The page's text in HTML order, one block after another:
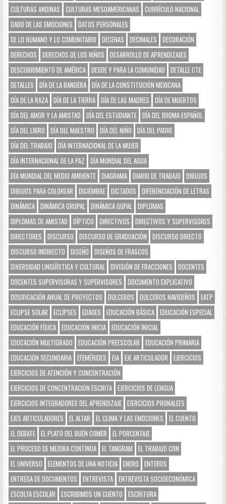
CULTURAS ANDINAS
CULTURAS MESOAMERICANAS
CURRÍCULO NACIONAL
DADO DE LAS EMOCIONES
DATOS PERSONALES
DE LO HUMANO Y LO COMUNITARIO
DECENAS DECIMALES
DECORACIÓN
DERECHOS
DERECHOS DE LOS NIÑOS
DESARROLLO DE APRENDIZAJES
DESCUBRIMIENTO DE AMÉRICA DESDE Y PARA LA COMUNIDAD
DETALLE CTE
DETALLES
DÍA DE LA BANDERA DÍA DE LA CONSTITUCIÓN MEXICANA
DÍA DE LA RAZA DÍA DE LA TIERRA DÍA DE LAS MADRES
DÍA DE MUERTOS
DÍA DEL AMOR Y LA AMISTAD
DÍA DEL ESTUDIANTE DÍA DEL IDIOMA ESPAÑOL
DÍA DEL LIBRO
DÍA DEL MAESTRO DÍA DEL NIÑO
DÍA DEL PADRE
DÍA DEL TRABAJO
DÍA INTERNACIONAL DE LA MUJER
DÍA INTERNACIONAL DE LA PAZ
DÍA MUNDIAL DEL AGUA
DÍA MUNDIAL DEL MEDIO AMBIENTE DIAGRAMA DIARIO DE TRABAJO
DIBUJOS
DIBUJOS PARA COLOREAR
DICIEMBRE DICTADOS
DIFERENCIACIÓN DE LETRAS
DINÁMICA DINÁMICA GRUPAL DINÁMICA GUPAL DIPLOMAS
DIPLOMAS DE AMISTAD
DÍPTICO DIRECTIVOS
DIRECTIVOS Y SUPERVISORES
DIRECTORES
DISCURSO DISCURSO DE GRADUACIÓN
DISCURSO DIRECTO
DISCURSO INDIRECTO
DISEÑO
DISEÑOS DE FRASCOS
DIVERSIDAD LINGÜÍSTICA Y CULTURAL DIVISIÓN DE FRACCIONES
DOCENTES
DOCENTES SUPERVISORAS Y SUPERVISORES
DOCUMENTO EXPLICATIVO
DOSIFICACIÓN ANUAL DE PROYECTOS
DULCEROS DULCEROS NAVIDEÑOS
EATP
ECLIPSE SOLAR
ECLIPSES EDADES EDUCACIÓN BÁSICA EDUCACIÓN ESPECIAL
EDUCACIÓN FÍSICA EDUCACIÓN INICIA EDUCACIÓN INICIAL
EDUCACIÓN MULTIGRADO
EDUCACIÓN PREESCOLAR
EDUCACIÓN PRIMARIA
EDUCACIÓN SECUNDARIA EFEMÉRIDES EIA EJE ARTICULADOR
EJERCICIOS
EJERCICIOS DE ATENCIÓN Y CONCENTRACIÓN
EJERCICIOS DE CONCENTRACIÓN ESCRITA EJERCICIOS DE LENGUA
EJERCICIOS INTEGRADORES DEL APRENDIZAJE EJERCICIOS PRONALEES
EJES ARTICULADORES
EL ALTAR EL CLIMA Y LAS EMOCIONES
EL CUENTO
EL DEBATE EL PLATO DEL BUEN COMER
EL PORCENTAJE
EL PROCESO DE MEJORA CONTINUA EL TANGRAM
EL TRABAJO CON
EL UNIVERSO
ELEMENTOS DE UNA NOTICIA ENERO
ENTEROS
ENTREGA DE DOCUMENTOS
ENTREVISTA ENTREVISTA SOCIOECONÓMICA
ESCOLTA ESCOLAR
ESCRIBIMOS UN CUENTO ESCRITURA